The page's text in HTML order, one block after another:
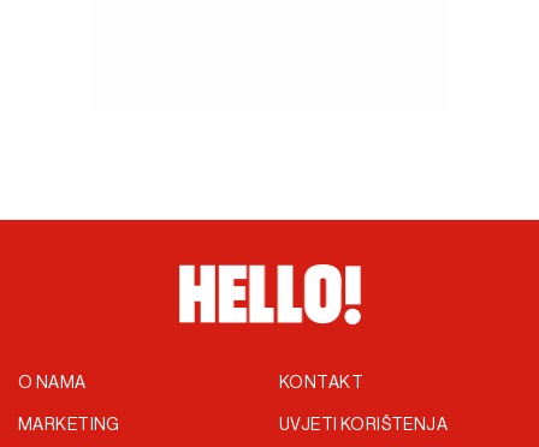
O NAMA
MARKETING
KONTAKT
UVJETI KORIŠTENJA